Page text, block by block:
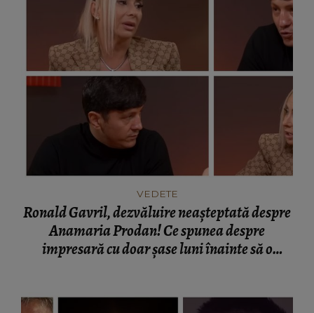
VEDETE
Ronald Gavril, dezvăluire neașteptată despre
Anamaria Prodan! Ce spunea despre
impresară cu doar șase luni înainte să o